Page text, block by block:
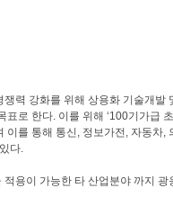
력 강화를 위해 상용화 기술개발
로 한다. 이를 위해 ‘100기가급
를 통해 통신, 정보가전, 자동차,
다.
용이 가능한 타 산업분야 까지